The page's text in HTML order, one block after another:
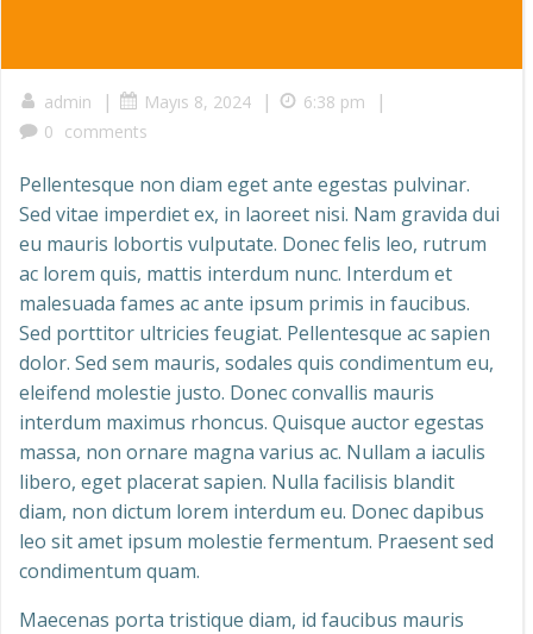
admin | Mayıs 8, 2024 | 6:38 pm |
0 comments
Pellentesque non diam eget ante egestas pulvinar.
Sed vitae imperdiet ex, in laoreet nisi. Nam gravida dui
eu mauris lobortis vulputate. Donec felis leo, rutrum
ac lorem quis, mattis interdum nunc. Interdum et
malesuada fames ac ante ipsum primis in faucibus.
Sed porttitor ultricies feugiat. Pellentesque ac sapien
dolor. Sed sem mauris, sodales quis condimentum eu,
eleifend molestie justo. Donec convallis mauris
interdum maximus rhoncus. Quisque auctor egestas
massa, non ornare magna varius ac. Nullam a iaculis
libero, eget placerat sapien. Nulla facilisis blandit
diam, non dictum lorem interdum eu. Donec dapibus
leo sit amet ipsum molestie fermentum. Praesent sed
condimentum quam.
Maecenas porta tristique diam, id faucibus mauris